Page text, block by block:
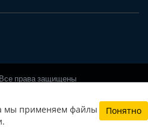
мы применяем файлы
Понятно
права защищены
Согласие на обработку
данных